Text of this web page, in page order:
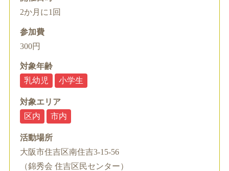
2か月に1回
参加費
300円
対象年齢
乳幼児
小学生
対象エリア
区内
市内
活動場所
大阪市住吉区南住吉3-15-56
（錦秀会 住吉区民センター）